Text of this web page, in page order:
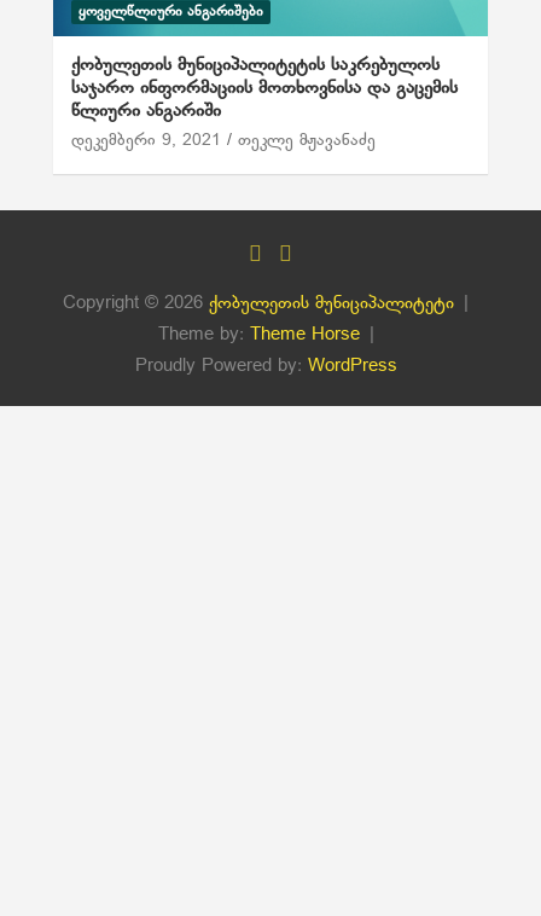
ᲧᲝᲕᲔᲚᲬᲚᲘᲣᲠᲘ ᲐᲜᲒᲐᲠᲘᲨᲔᲑᲘ
ქობულეთის მუნიციპალიტეტის საკრებულოს
საჯარო ინფორმაციის მოთხოვნისა და გაცემის
წლიური ანგარიში
დეკემბერი 9, 2021 თეკლე მჟავანაძე
Copyright © 2026 ქობულეთის მუნიციპალიტეტი
Theme by: Theme Horse
Proudly Powered by: WordPress